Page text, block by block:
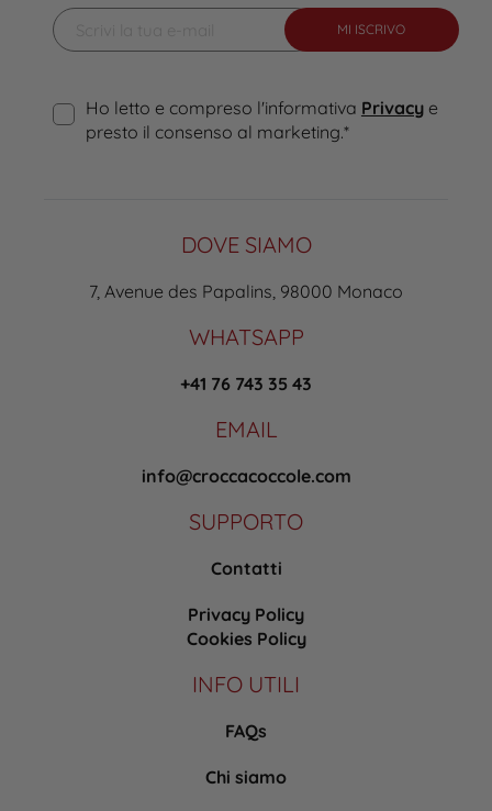
MI ISCRIVO
Ho letto e compreso l'informativa Privacye
presto il consenso al marketing.*
DOVE SIAMO
7, Avenue des Papalins, 98000 Monaco
WHATSAPP
+41 76 743 35 43
EMAIL
info@croccacoccole.com
SUPPORTO
Contatti
Privacy Policy
Cookies Policy
INFO UTILI
FAQs
Chi siamo